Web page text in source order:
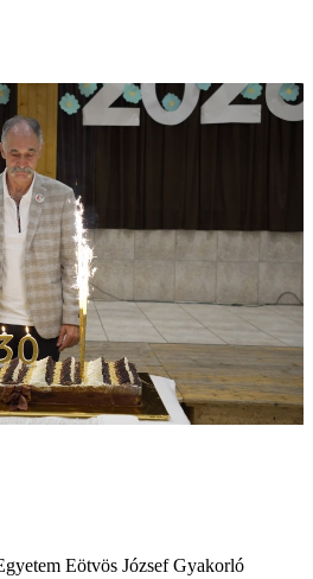
Eötvös József Gyakorló